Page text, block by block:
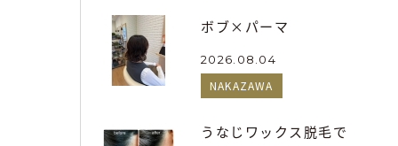
ボブ×パーマ
2026.08.04
NAKAZAWA
うなじワックス脱毛で